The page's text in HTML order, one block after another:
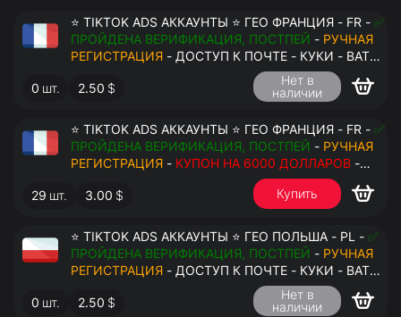
⭐ TIKTOK ADS АККАУНТЫ ⭐ ГЕО ФРАНЦИЯ - FR - ✅
ПРОЙДЕНА ВЕРИФИКАЦИЯ, ПОСТПЕЙ - РУЧНАЯ
РЕГИСТРАЦИЯ - ДОСТУП К ПОЧТЕ - КУКИ - ВАТ
ЗАПОЛНЕН - ПЕРЕДАЧА В АНТИДЕТЕКТ
0 шт. 2.50 $
Нет в
наличии
⭐ TIKTOK ADS АККАУНТЫ ⭐ ГЕО ФРАНЦИЯ - FR - ✅
ПРОЙДЕНА ВЕРИФИКАЦИЯ, ПОСТПЕЙ - РУЧНАЯ
РЕГИСТРАЦИЯ - КУПОН НА 6000 ДОЛЛАРОВ -
ДОСТУП К ПОЧТЕ - КУКИ - ВАТ ЗАПОЛНЕН -
ПЕРЕДАЧА В АНТИДЕТЕКТ
29 шт. 3.00 $ Купить
⭐ TIKTOK ADS АККАУНТЫ ⭐ ГЕО ПОЛЬША - PL - ✅
ПРОЙДЕНА ВЕРИФИКАЦИЯ, ПОСТПЕЙ - РУЧНАЯ
РЕГИСТРАЦИЯ - ДОСТУП К ПОЧТЕ - КУКИ - ВАТ
ЗАПОЛНЕН - ПЕРЕДАЧА В АНТИДЕТЕКТ
0 шт. 2.50 $
Нет в
наличии